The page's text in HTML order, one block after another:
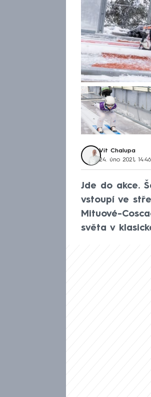
Vít Chalupa
24. úno 2021, 14:46
Jde do akce.
vstoupí ve
Mituové-
světa v